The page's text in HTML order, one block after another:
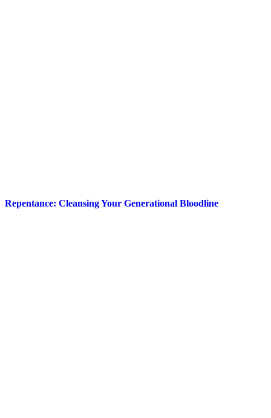
Repentance: Cleansing Your Generational Bloodline